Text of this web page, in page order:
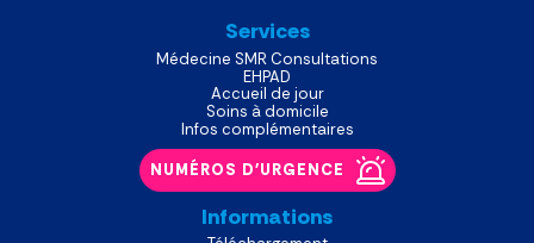
Services
Médecine SMR Consultations
EHPAD
Accueil de jour
Soins à domicile
Infos complémentaires
NUMÉROS D'URGENCE
Informations